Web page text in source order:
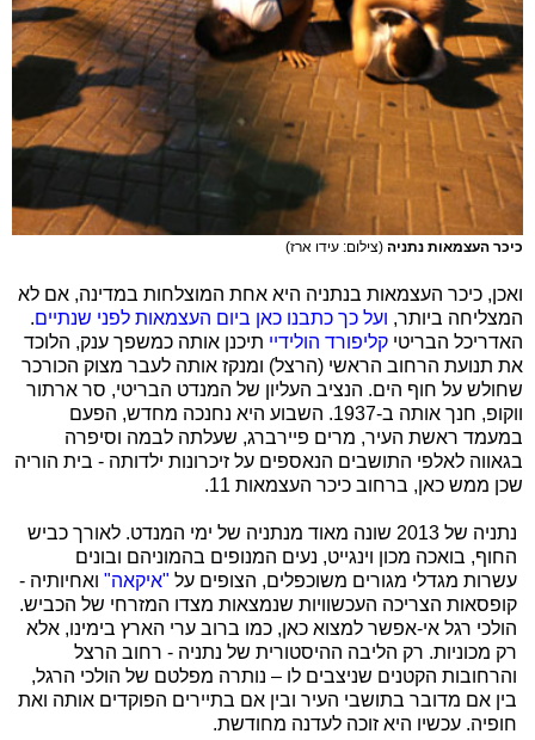
כיכר העצמאות נתניה (צילום: עידו ארז)
ואכן, כיכר העצמאות בנתניה היא אחת המוצלחות במדינה, אם לא
המצליחה ביותר, ועל כך כתבנו כאן ביום העצמאות לפני שנתיים.
האדריכל הבריטי קליפורד הולידיי תיכנן אותה כמשפך ענק, הלוכד
את תנועת הרחוב הראשי (הרצל) ומנקז אותה לעבר מצוק הכורכר
שחולש על חוף הים. הנציב העליון של המנדט הבריטי, סר ארתור
ווקופ, חנך אותה ב-1937. השבוע היא נחנכה מחדש, הפעם
במעמד ראשת העיר, מרים פיירברג, שעלתה לבמה וסיפרה
בגאווה לאלפי התושבים הנאספים על זיכרונות ילדותה - בית הוריה
שכן ממש כאן, ברחוב כיכר העצמאות 11.
נתניה של 2013 שונה מאוד מנתניה של ימי המנדט. לאורך כביש
החוף, בואכה מכון וינגייט, נעים המנופים בהמוניהם ובונים
עשרות מגדלי מגורים משוכפלים, הצופים על "איקאה"ואחיותיה -
קופסאות הצריכה העכשוויות שנמצאות מצדו המזרחי של הכביש.
הולכי רגל אי-אפשר למצוא כאן, כמו ברוב ערי הארץ בימינו, אלא
רק מכוניות. רק הליבה ההיסטורית של נתניה - רחוב הרצל
והרחובות הקטנים שניצבים לו – נותרה מפלטם של הולכי הרגל,
בין אם מדובר בתושבי העיר ובין אם בתיירים הפוקדים אותה ואת
חופיה. עכשיו היא זוכה לעדנה מחודשת.